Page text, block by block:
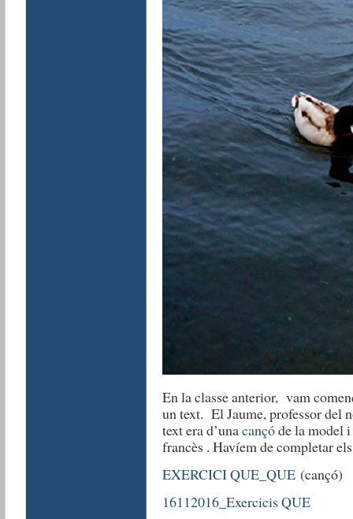
En la classe anterior, vam
un text. El Jaume, professor del
text era d’unacançóde la model
francès . Havíem de completar
EXERCICI QUE_QUE(cançó)
16112016_Exercicis QUE